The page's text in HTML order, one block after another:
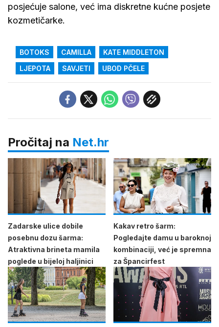
posjećuje salone, već ima diskretne kućne posjete
kozmetičarke.
BOTOKS CAMILLA
KATE MIDDLETON
LJEPOTA
SAVJETI UBOD PČELE
Pročitaj na Net.hr
Zadarske ulice dobile
posebnu dozu šarma:
Atraktivna brineta mamila
poglede u bijeloj haljinici
Kakav retro šarm:
Pogledajte damu u baroknoj
kombinaciji, već je spremna
za Špancirfest